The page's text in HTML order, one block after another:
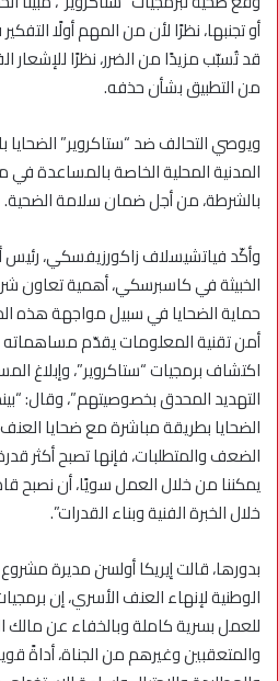
أو تجنبها، نظرًا لأن من المهم أولًا
قد تُسبّب مزيدًا من الضرر، نظرًا للإشعار
من التطبيق بشأن حذفه.
ويوصي التحالف ضد “ستاكروير” الضحايا
المدنية المحلية الخاصة بالمساعدة في
بالشرطة، من أجل ضمان سلامة الضحية.
وأكّد فياتشيسلاف زاكورزيفسكي، رئيس
الخبيثة في كاسبرسكي، أهمية تعاون
حماية الضحايا في سبيل مواجهة هذه
أمن تقنية المعلومات يقدّم
اكتشاف برمجيات “ستاكروير”، وإبلاغ
التهديد المحدق بخصوصيتهم”، وقال:
الضحايا بطريقة مباشرة مع ضحايا
الضعف والمتطلبات، فإنها تصبح أكثر
يمكننا من خلال العمل سويًا، أن نصبح
خلال الخبرة الفنية وبناء القدرات”.
بدورها، قالت إيريكا أولسن مديرة
الوطنية لإنهاء العنف الأسري، إن
للعمل بسرية كاملة وبالخفاء عن مالك
والمتعقبين وغيرهم من الجناة، أداةً